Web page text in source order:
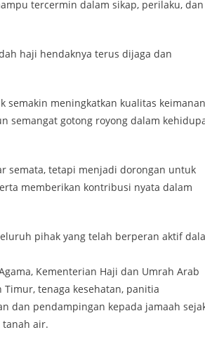
tercermin dalam sikap, perilaku, dan
haji hendaknya terus dijaga dan
meningkatkan kualitas
semangat gotong royong dalam
semata, tetapi menjadi dorongan untuk
memberikan kontribusi nyata dalam
pihak yang telah berperan aktif
Kementerian Haji dan Umrah Arab
Timur, tenaga kesehatan, panitia
dan pendampingan kepada jamaah
tanah air.